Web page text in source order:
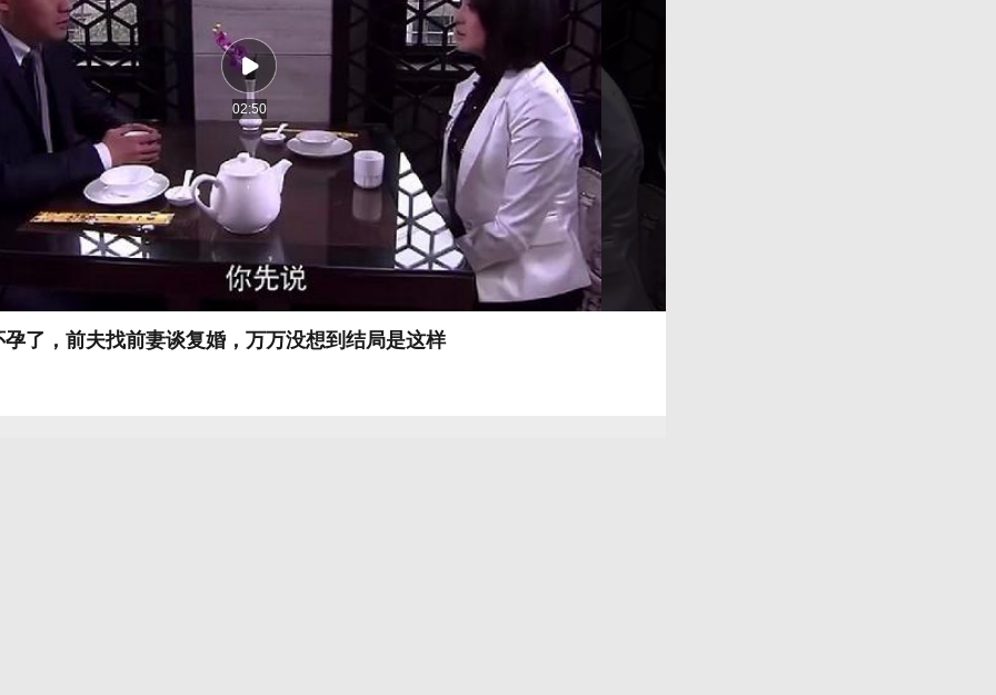
02:50
了，前夫找前妻谈复婚，万万没想到结局是这样